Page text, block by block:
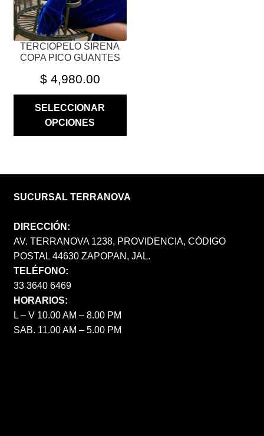
TERCIOPELO SIRENA
COPA PICO GUANTES
$4,980.00
SELECCIONAR
OPCIONES
EN
LA
PÁGINA
DE
SUCURSAL TERRANOVA
DIRECCIÓN:
AV. TERRANOVA 1238, PROVIDENCIA, CÓDIGO
POSTAL 44630 ZAPOPAN, JAL.
TELÉFONO:
33 3640 6469
HORARIOS:
L – V 10.00 AM – 8.00 PM
SAB. 11.00 AM – 5.00 PM